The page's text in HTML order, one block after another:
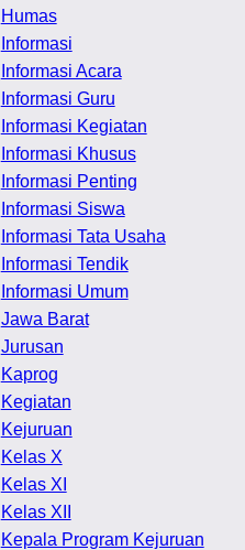
Humas
Informasi
Informasi Acara
Informasi Guru
Informasi Kegiatan
Informasi Khusus
Informasi Penting
Informasi Siswa
Informasi Tata Usaha
Informasi Tendik
Informasi Umum
Jawa Barat
Jurusan
Kaprog
Kegiatan
Kejuruan
Kelas X
Kelas XI
Kelas XII
Kepala Program Kejuruan